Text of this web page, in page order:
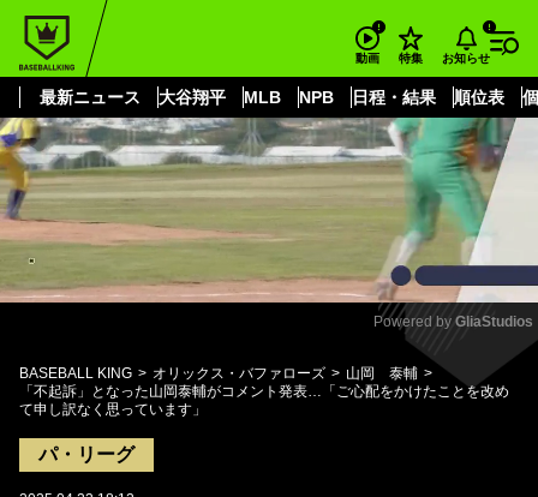
動画 特集 お知らせ
最新ニュース 大谷翔平 MLB NPB 日程・結果 順位表
もっと見る
Mute
Powered by GliaStudios
BASEBALL KING オリックス・バファローズ
山岡 泰輔
「不起訴」となった山岡泰輔がコメント発表…「ご心配をかけたことを改め
て申し訳なく思っています」
パ・リーグ